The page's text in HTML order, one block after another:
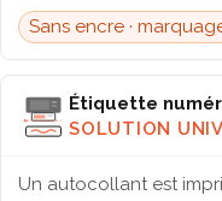
Sans encre ·
Étiquette
SOLUTION
Un autocollant est